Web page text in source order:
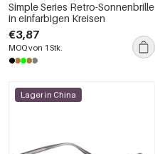
Simple Series Retro-Sonnenbrille
in einfarbigen Kreisen
€3,87
MOQ von 1 Stk.
Lager in China